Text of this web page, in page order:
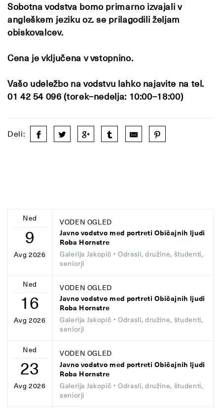
Sobotna vodstva bomo primarno izvajali v
angleškem jeziku oz. se prilagodili željam
obiskovalcev.
Cena je vključena v vstopnino.
Vašo udeležbo na vodstvu lahko najavite na tel.
01 42 54 096 (torek–nedelja: 10:00–18:00)
Deli:
Ned
9
Avg 2026
VODEN OGLED
Javno vodstvo med portreti Običajnih ljudi
Roba Hornstre
Galerija Jakopič • Odrasli, družine, študenti,
seniorji
Ned
16
Avg 2026
VODEN OGLED
Javno vodstvo med portreti Običajnih ljudi
Roba Hornstre
Galerija Jakopič • Odrasli, družine, študenti,
seniorji
Ned
23
Avg 2026
VODEN OGLED
Javno vodstvo med portreti Običajnih ljudi
Roba Hornstre
Galerija Jakopič • Odrasli, družine, študenti,
seniorji